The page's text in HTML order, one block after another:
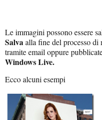
Le immagini possono essere
Salvaalla fine del processo di
tramite email oppure
Windows Live.
Ecco alcuni esempi